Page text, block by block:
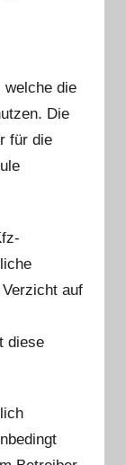
welche die
Die
für die
auf
diese